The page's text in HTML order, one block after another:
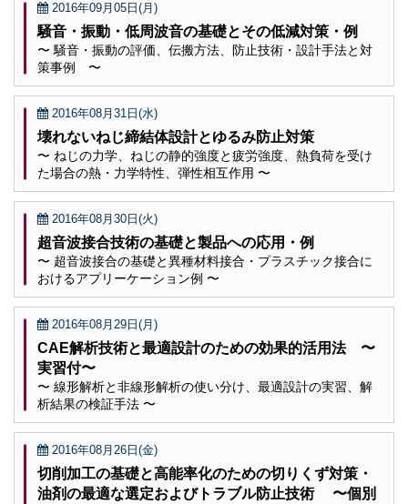
2016年09月05日(月)
騒音・振動・低周波音の基礎とその低減対策・例
〜 騒音・振動の評価、伝搬方法、防止技術・設計手法と対
策事例 〜
2016年08月31日(水)
壊れないねじ締結体設計とゆるみ防止対策
〜 ねじの力学、ねじの静的強度と疲労強度、熱負荷を受け
た場合の熱・力学特性、弾性相互作用 〜
2016年08月30日(火)
超音波接合技術の基礎と製品への応用・例
〜 超音波接合の基礎と異種材料接合・プラスチック接合に
おけるアプリーケーション例 〜
2016年08月29日(月)
CAE解析技術と最適設計のための効果的活用法 〜
実習付〜
〜 線形解析と非線形解析の使い分け、最適設計の実習、解
析結果の検証手法 〜
2016年08月26日(金)
切削加工の基礎と高能率化のための切りくず対策・
油剤の最適な選定およびトラブル防止技術 〜個別